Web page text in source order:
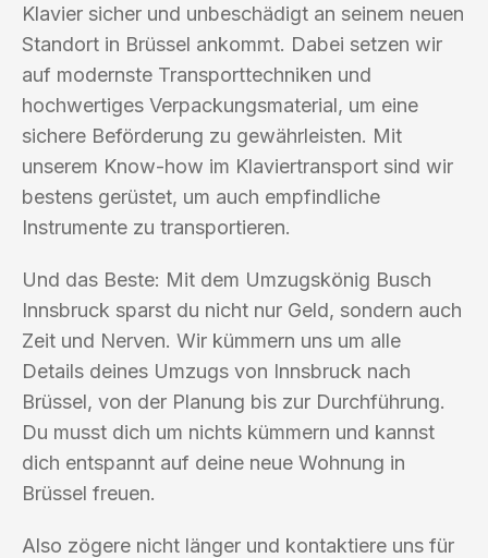
Klavier sicher und unbeschädigt an seinem neuen
Standort in Brüssel ankommt. Dabei setzen wir
auf modernste Transporttechniken und
hochwertiges Verpackungsmaterial, um eine
sichere Beförderung zu gewährleisten. Mit
unserem Know-how im Klaviertransport sind wir
bestens gerüstet, um auch empfindliche
Instrumente zu transportieren.
Und das Beste: Mit dem Umzugskönig Busch
Innsbruck sparst du nicht nur Geld, sondern auch
Zeit und Nerven. Wir kümmern uns um alle
Details deines Umzugs von Innsbruck nach
Brüssel, von der Planung bis zur Durchführung.
Du musst dich um nichts kümmern und kannst
dich entspannt auf deine neue Wohnung in
Brüssel freuen.
Also zögere nicht länger und kontaktiere uns für